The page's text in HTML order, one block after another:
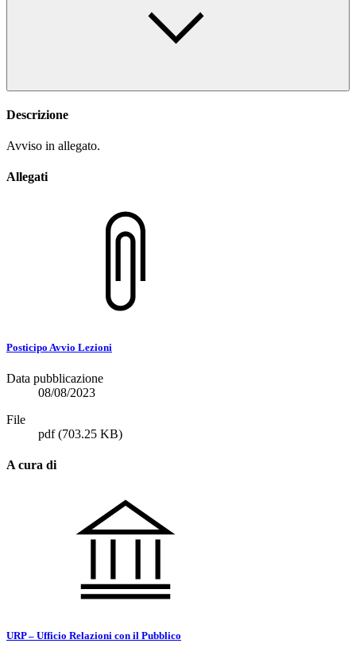
Descrizione
Avviso in allegato.
Allegati
Posticipo Avvio Lezioni
Data pubblicazione
08/08/2023
File
pdf(703.25 KB)
A cura di
URP – Ufficio Relazioni con il Pubblico